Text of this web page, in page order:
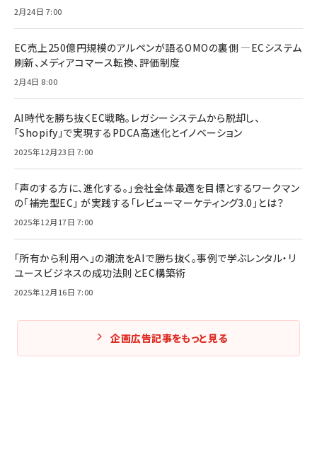
2月24日 7:00
EC売上250億円規模のアルペンが語るOMOの裏側 ―ECシステム
刷新、メディアコマース転換、評価制度
2月4日 8:00
AI時代を勝ち抜くEC戦略。レガシーシステムから脱却し、
「Shopify」で実現するPDCA高速化とイノベーション
2025年12月23日 7:00
「声のする方に、進化する。」会社全体最適を目標とするワークマン
の「補完型EC」 が実践する「レビューマーケティング3.0」とは？
2025年12月17日 7:00
「所有から利用へ」の潮流をAIで勝ち抜く。事例で学ぶレンタル・リ
ユースビジネスの成功法則とEC構築術
2025年12月16日 7:00
企画広告記事をもっと見る